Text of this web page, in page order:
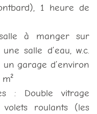
1 heure de
à manger sur
salle d’eau, w.c.
garage d’environ
: Double vitrage
roulants (les